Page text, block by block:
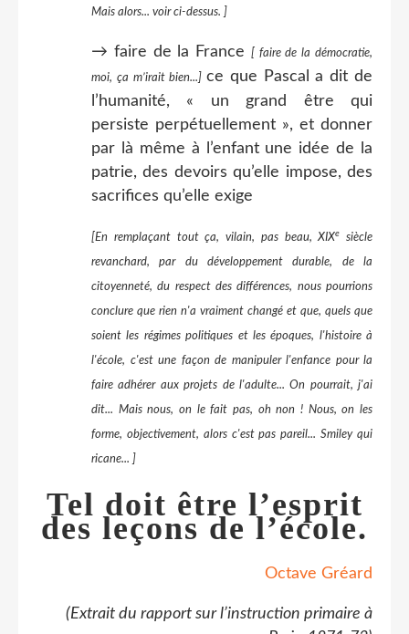
Mais alors... voir ci-dessus. ]
→ faire de la France [ faire de la démocratie,
moi, ça m’irait bien...]ce que Pascal a dit de
l’humanité, « un grand être qui
persiste perpétuellement », et donner
par là même à l’enfant une idée de la
patrie, des devoirs qu’elle impose, des
sacrifices qu’elle exige
[En remplaçant tout ça, vilain, pas beau, XIXe
siècle
revanchard, par du développement durable, de la
citoyenneté, du respect des différences, nous pourrions
conclure que rien n'a vraiment changé et que, quels que
soient les régimes politiques et les époques, l'histoire à
l'école, c'est une façon de manipuler l'enfance pour la
faire adhérer aux projets de l'adulte... On pourrait, j'ai
dit... Mais nous, on le fait pas, oh non ! Nous, on les
forme, objectivement, alors c'est pas pareil... Smiley qui
ricane... ]
Tel doit être l’esprit
des leçons de l’école.
Octave Gréard
(Extrait du rapport sur l’instruction primaire à